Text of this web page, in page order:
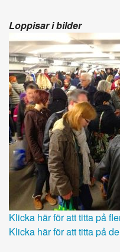
Loppisar i bilder
Klicka här för att titta på
Klicka här för att titta på